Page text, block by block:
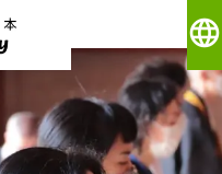
language